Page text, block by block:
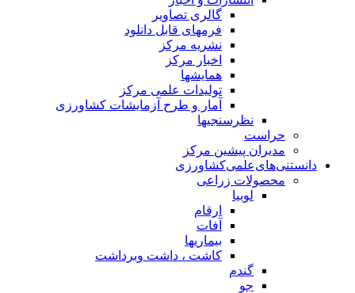
گالری تصاویر
فرمهای قابل دانلود
نشریه مرکز
اخبار مرکز
همایشها
تولیدات علمی مرکز
آمار و طرح آزمایشات کشاورزی
نظرسنجیها
حراست
مدیران پیشین مرکز
دانستنی‌های‌علمی‌کشاورزی
محصولات زراعی
لوبیا
ارقام
آفات
بیماریها
کاشت ، داشت وبرداشت
گندم
جو